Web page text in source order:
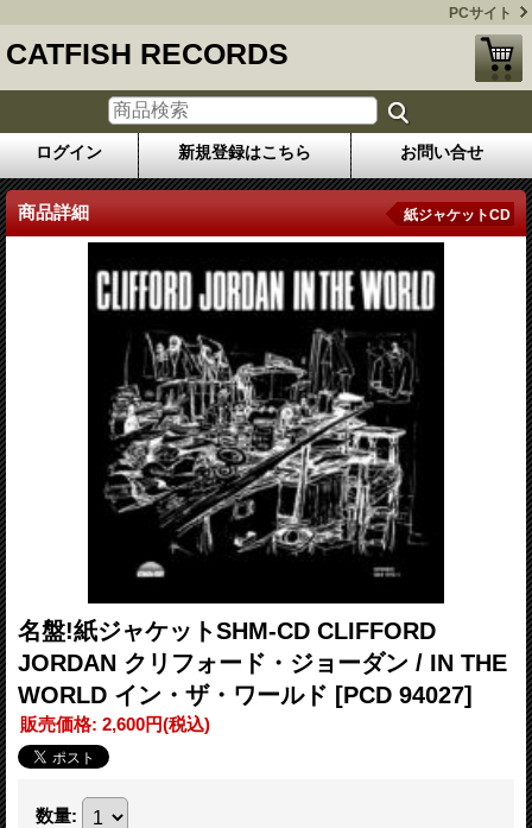
PCサイト
CATFISH RECORDS
ログイン 新規登録はこちら お問い合せ
商品詳細 紙ジャケットCD
名盤!紙ジャケットSHM-CD CLIFFORD
JORDAN クリフォード・ジョーダン / IN THE
WORLD イン・ザ・ワールド [PCD 94027]
販売価格: 2,600円(税込)
数量: